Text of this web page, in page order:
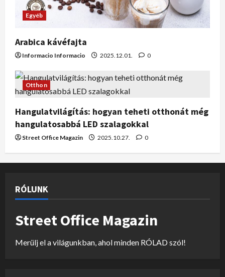
Egyéb
Arabica kávéfajta
Informacio Informacio 2025.12.01. 0
Otthon
Hangulatvilágítás: hogyan teheti otthonát még
hangulatosabbá LED szalagokkal
Street Office Magazin 2025.10.27. 0
RÓLUNK
Street Office Magazin
Merülj el a világunkban, ahol minden RÓLAD szól!